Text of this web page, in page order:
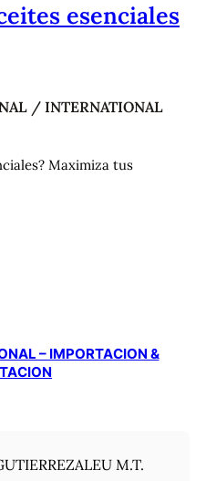
esenciales
/ INTERNATIONAL
Maximiza tus
– IMPORTACION &
M.T.